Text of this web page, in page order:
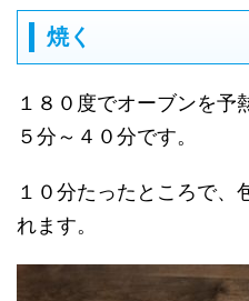
焼く
１８０度でオーブンを予
５分～４０分です。
１０分たったところで、
れます。